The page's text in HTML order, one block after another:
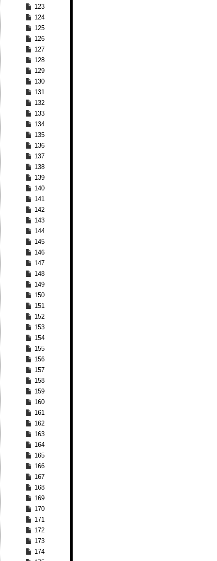
123
124
125
126
127
128
129
130
131
132
133
134
135
136
137
138
139
140
141
142
143
144
145
146
147
148
149
150
151
152
153
154
155
156
157
158
159
160
161
162
163
164
165
166
167
168
169
170
171
172
173
174